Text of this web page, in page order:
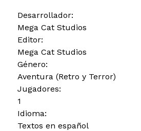
Desarrollador:
Mega Cat Studios
Editor:
Mega Cat Studios
Género:
Aventura (Retro y Terror)
Jugadores:
1
Idioma:
Textos en español